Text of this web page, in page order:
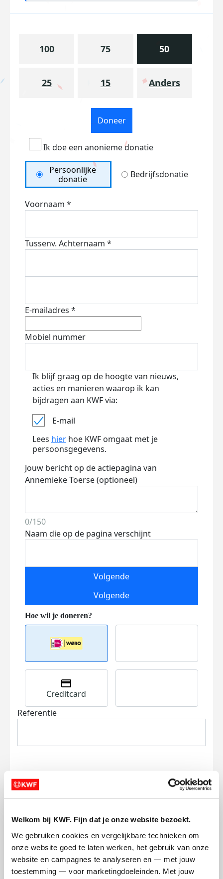
Welkom bij KWF. Fijn dat je onze website bezoekt.
We gebruiken cookies en vergelijkbare technieken om
onze website goed te laten werken, het gebruik van onze
website en campagnes te analyseren en — met jouw
toestemming — voor marketingdoeleinden. Met jouw
100 75 50
25 15 Anders
Doneer
Ik doe een anonieme donatie
Persoonlijke
donatie
Bedrijfsdonatie
Voornaam *
Tussenv. Achternaam *
E-mailadres *
Mobiel nummer
Ik blijf graag op de hoogte van nieuws,
acties en manieren waarop ik kan
bijdragen aan KWF via:
E-mail
Lees hier hoe KWF omgaat met je
persoonsgegevens.
Jouw bericht op de actiepagina van
Annemieke Toerse (optioneel)
0/150
Naam die op de pagina verschijnt
Volgende
Volgende
Creditcard
Referentie
en betaal €0.75 extra.
Doneer nu